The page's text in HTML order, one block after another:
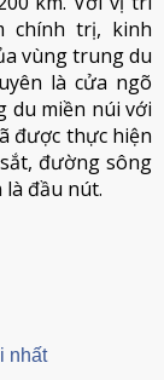
chính trị, kinh
vùng trung du
là cửa ngõ
du miền núi với
được thực hiện
đường sông
đầu nút.
nhất